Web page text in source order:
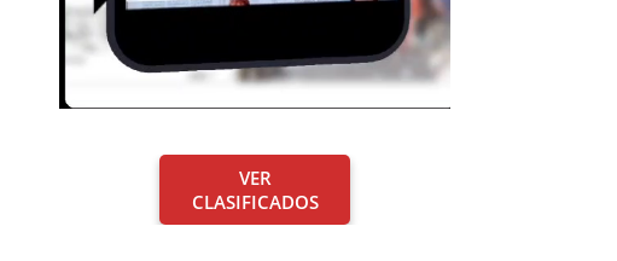
VER
CLASIFICADOS